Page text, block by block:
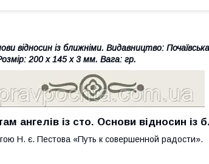
відносин із ближніми. Видавництво:
200 x 145 х 3 мм. Вага: гр.
ангелів із сто. Основи відносин із
Н. є. Пестова «Путь к совершенной радости».